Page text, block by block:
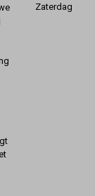
Zaterdag